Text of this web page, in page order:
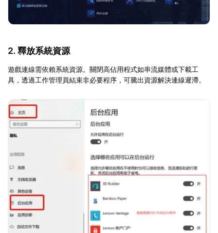
2. 釋放系統資源
遊戲連線需依賴系統資源。關閉高佔用程式如串流媒體或下載工
具，透過工作管理員結束非必要程序，可騰出資源解決連線遲滯。